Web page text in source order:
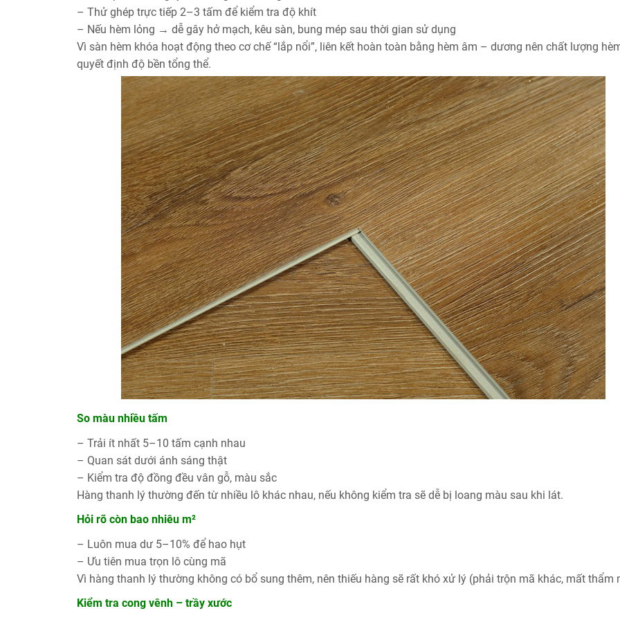
– Thử ghép trực tiếp 2–3 tấm để kiểm tra độ khít
– Nếu hèm lỏng → dễ gây hở mạch, kêu sàn, bung mép sau thời gian sử dụng
Vì sàn hèm khóa hoạt động theo cơ chế “lắp nổi”, liên kết hoàn toàn bằng hèm âm – dương nên chất lượng
quyết định độ bền tổng thể.
So màu nhiều tấm
– Trải ít nhất 5–10 tấm cạnh nhau
– Quan sát dưới ánh sáng thật
– Kiểm tra độ đồng đều vân gỗ, màu sắc
Hàng thanh lý thường đến từ nhiều lô khác nhau, nếu không kiểm tra sẽ dễ bị loang màu sau khi lát.
Hỏi rõ còn bao nhiêu m²
– Luôn mua dư 5–10% để hao hụt
– Ưu tiên mua trọn lô cùng mã
Vì hàng thanh lý thường không có bổ sung thêm, nên thiếu hàng sẽ rất khó xử lý (phải trộn mã khác, mất thẩm
Kiểm tra cong vênh – trầy xước